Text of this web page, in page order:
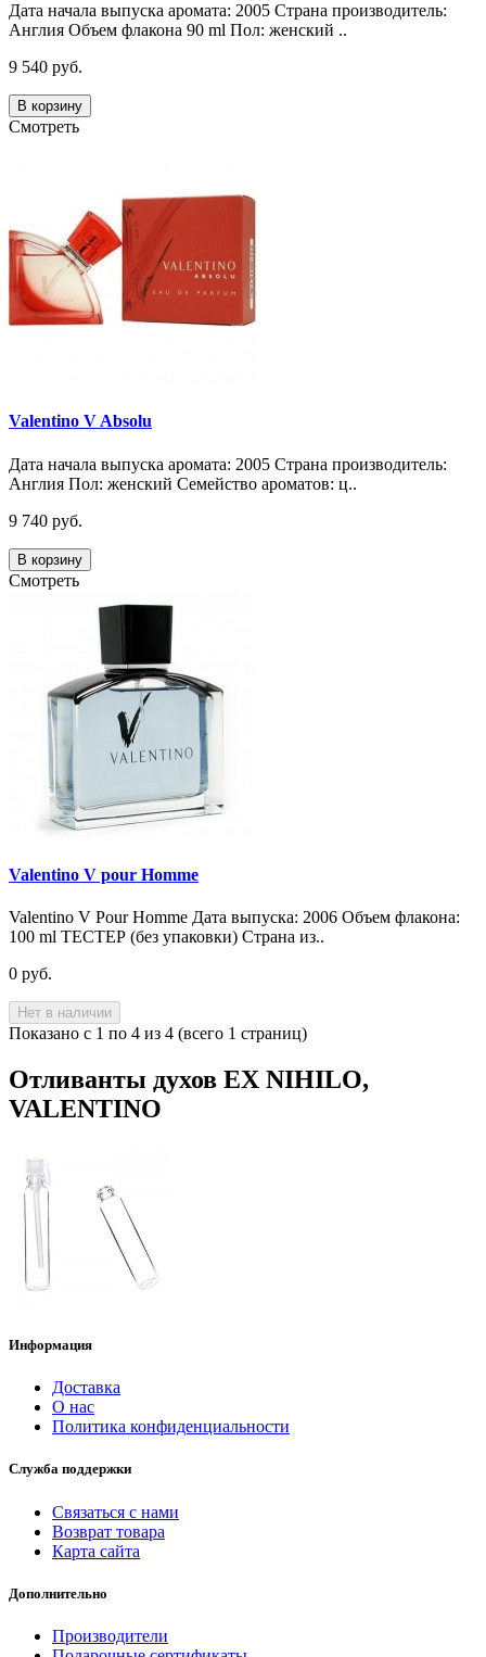
Дата начала выпуска аромата: 2005 Страна производитель:
Англия Объем флакона 90 ml Пол: женский ..
9 540 руб.
В корзину
Смотреть
Valentino V Absolu
Дата начала выпуска аромата: 2005 Страна производитель:
Англия Пол: женский Семейство ароматов: ц..
9 740 руб.
В корзину
Смотреть
Valentino V pour Homme
Valentino V Pour Homme Дата выпуска: 2006 Объем флакона:
100 ml ТЕСТЕР (без упаковки) Страна из..
0 руб.
Нет в наличии
Показано с 1 по 4 из 4 (всего 1 страниц)
Отливанты духов EX NIHILO,
VALENTINO
Информация
Доставка
О нас
Политика конфиденциальности
Служба поддержки
Связаться с нами
Возврат товара
Карта сайта
Дополнительно
Производители